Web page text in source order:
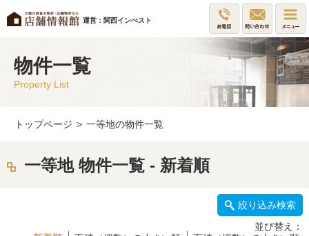
運営：関西インべスト
物件一覧
Property List
トップページ > 一等地の物件一覧
一等地 物件一覧 - 新着順
絞り込み検索
並び替え：